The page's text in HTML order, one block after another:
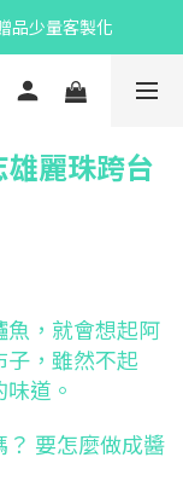
品少量客製化
雄麗珠跨台
，就會想起阿
，雖然不起
道。
要怎麼做成醬